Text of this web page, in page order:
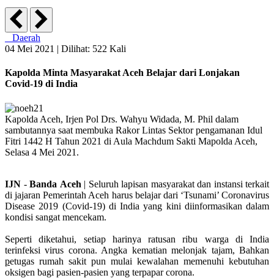
Daerah
04 Mei 2021 | Dilihat: 522 Kali
Kapolda Minta Masyarakat Aceh Belajar dari Lonjakan
Covid-19 di India
Kapolda Aceh, Irjen Pol Drs. Wahyu Widada, M. Phil dalam
sambutannya saat membuka Rakor Lintas Sektor pengamanan Idul
Fitri 1442 H Tahun 2021 di Aula Machdum Sakti Mapolda Aceh,
Selasa 4 Mei 2021.
IJN - Banda Aceh | Seluruh lapisan masyarakat dan instansi terkait
di jajaran Pemerintah Aceh harus belajar dari ‘Tsunami’ Coronavirus
Disease 2019 (Covid-19) di India yang kini diinformasikan dalam
kondisi sangat mencekam.
Seperti diketahui, setiap harinya ratusan ribu warga di India
terinfeksi virus corona. Angka kematian melonjak tajam, Bahkan
petugas rumah sakit pun mulai kewalahan memenuhi kebutuhan
oksigen bagi pasien-pasien yang terpapar corona.